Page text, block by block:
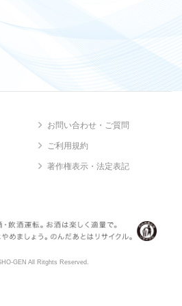
お問い合わせ・ご質問
ご利用規約
著作権表示・法定表記
GEN All Ritghts Reserved.